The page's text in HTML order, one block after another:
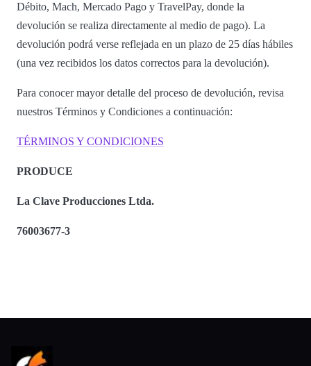
Débito, Mach, Mercado Pago y TravelPay, donde la
devolución se realiza directamente al medio de pago). La
devolución podrá verse reflejada en un plazo de 25 días hábiles
(una vez recibidos los datos correctos para la devolución).
Para conocer mayor detalle del proceso de devolución, revisa
nuestros Términos y Condiciones a continuación:
TÉRMINOS Y CONDICIONES
PRODUCE
La Clave Producciones Ltda.
76003677-3